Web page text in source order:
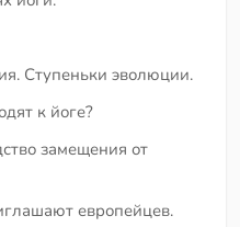
Ступеньки эволюции.
к йоге?
замещения от
европейцев.